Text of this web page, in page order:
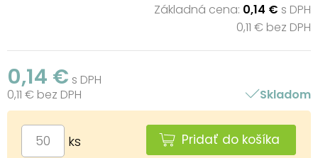
Základná cena: 0,14 € s DPH
0,11 € bez DPH
0,14 € s DPH
0,11 € bez DPH
Skladom
ks Pridať do košíka